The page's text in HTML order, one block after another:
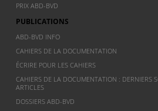
PRIX ABD-BVD
PUBLICATIONS
ABD-BVD INFO
CAHIERS DE LA DOCUMENTATION
ÉCRIRE POUR LES CAHIERS
CAHIERS DE LA DOCUMENTATION : DERNIERS
ARTICLES
DOSSIERS ABD-BVD